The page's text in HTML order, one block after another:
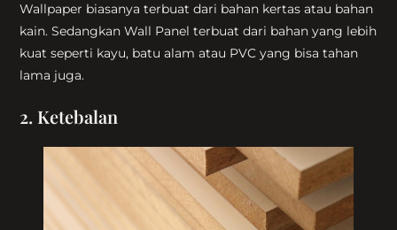
Wallpaper biasanya terbuat dari bahan kertas atau bahan
kain. Sedangkan Wall Panel terbuat dari bahan yang lebih
kuat seperti kayu, batu alam atau PVC yang bisa tahan
lama juga.
2. Ketebalan